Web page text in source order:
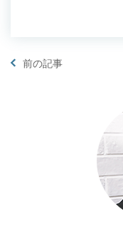
前の記事